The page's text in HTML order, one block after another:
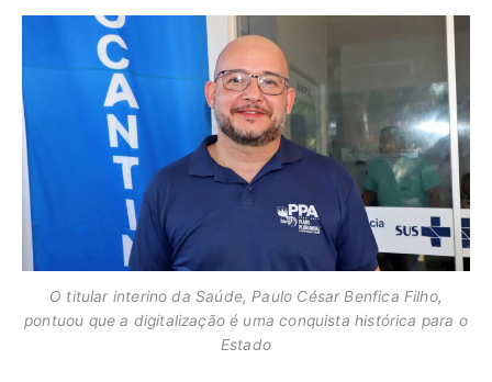
O titular interino da Saúde, Paulo César Benfica Filho,
pontuou que a digitalização é uma conquista histórica para o
Estado